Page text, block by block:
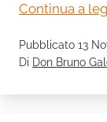
Continua a
Pubblicato 13
Di Don Bruno